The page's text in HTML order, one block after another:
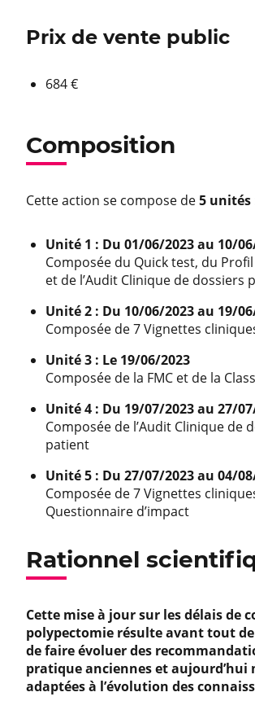
Prix de vente public
684 €
Composition
Cette action se compose de5 unités
Unité 1 : Du 01/06/2023 au 10/
Composée du Quick test, du
et de l’Audit Clinique de dossiers
Unité 2 : Du 10/06/2023 au 19/
Composée de 7 Vignettes
Unité 3 : Le 19/06/2023
Composée de la FMC et de la
Unité 4 : Du 19/07/2023 au 27/
Composée de l’Audit Clinique de
patient
Unité 5 : Du 27/07/2023 au 04/
Composée de 7 Vignettes
Questionnaire d’impact
Rationnel
Cette mise à jour sur les délais de
polypectomie résulte avant tout
de faire évoluer des
pratique anciennes et aujourd’hui
adaptées à l’évolution des